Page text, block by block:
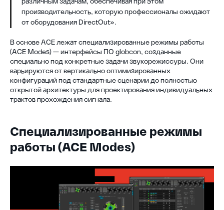
различным задачам, обеспечивая при этом
производительность, которую профессионалы ожидают
от оборудования DirectOut».
В основе ACE лежат специализированные режимы работы
(ACE Modes) — интерфейсы ПО globcon, созданные
специально под конкретные задачи звукорежиссуры. Они
варьируются от вертикально оптимизированных
конфигураций под стандартные сценарии до полностью
открытой архитектуры для проектирования индивидуальных
трактов прохождения сигнала.
Специализированные режимы
работы (ACE Modes)